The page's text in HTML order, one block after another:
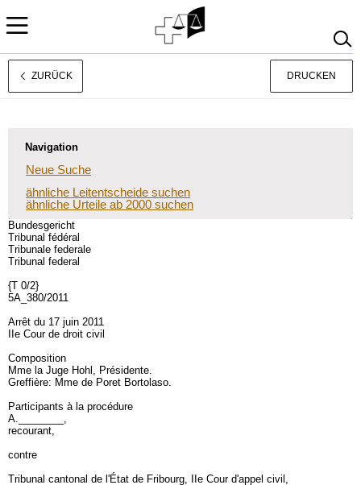
Français
ZURÜCK DRUCKEN
Navigation
Neue Suche
ähnliche Leitentscheide suchen
ähnliche Urteile ab 2000 suchen
Bundesgericht
Tribunal fédéral
Tribunale federale
Tribunal federal
{T 0/2}
5A_380/2011
Arrêt du 17 juin 2011
IIe Cour de droit civil
Composition
Mme la Juge Hohl, Présidente.
Greffière: Mme de Poret Bortolaso.
Participants à la procédure
A.________,
recourant,
contre
Tribunal cantonal de l'État de Fribourg, IIe Cour d'appel civil,